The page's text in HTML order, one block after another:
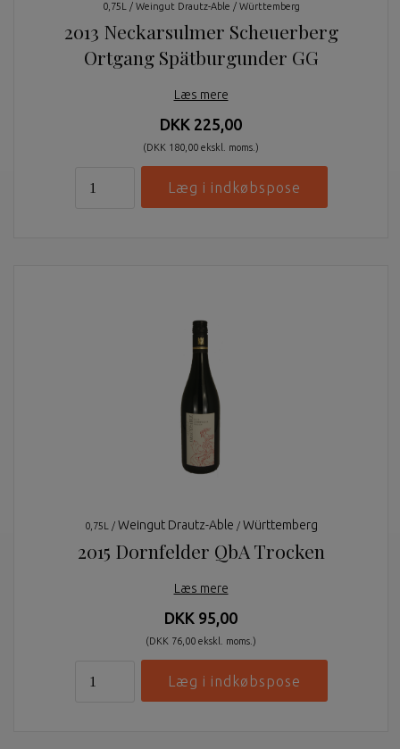
0,75L / Weingut Drautz-Able / Württemberg
2013 Neckarsulmer Scheuerberg
Ortgang Spätburgunder GG
Læs mere
DKK 225,00
(DKK 180,00 ekskl. moms.)
0,75L / Weingut Drautz-Able / Württemberg
2015 Dornfelder QbA Trocken
Læs mere
DKK 95,00
(DKK 76,00 ekskl. moms.)